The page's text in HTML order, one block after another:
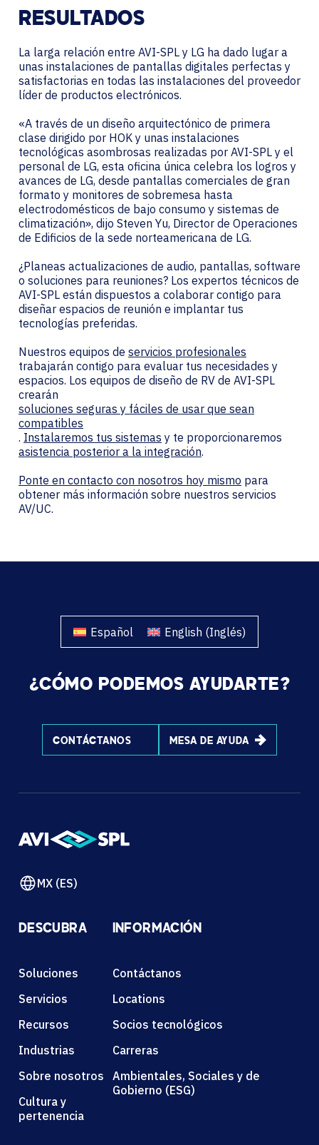
RESULTADOS
La larga relación entre AVI-SPL y LG ha dado lugar a
unas instalaciones de pantallas digitales perfectas y
satisfactorias en todas las instalaciones del proveedor
líder de productos electrónicos.
«A través de un diseño arquitectónico de primera
clase dirigido por HOK y unas instalaciones
tecnológicas asombrosas realizadas por AVI-SPL y el
personal de LG, esta oficina única celebra los logros y
avances de LG, desde pantallas comerciales de gran
formato y monitores de sobremesa hasta
electrodomésticos de bajo consumo y sistemas de
climatización», dijo Steven Yu, Director de Operaciones
de Edificios de la sede norteamericana de LG.
¿Planeas actualizaciones de audio, pantallas, software
o soluciones para reuniones? Los expertos técnicos de
AVI-SPL están dispuestos a colaborar contigo para
diseñar espacios de reunión e implantar tus
tecnologías preferidas.
Nuestros equipos de servicios profesionales
trabajarán contigo para evaluar tus necesidades y
espacios. Los equipos de diseño de RV de AVI-SPL
crearán
soluciones seguras y fáciles de usar que sean
compatibles
. Instalaremos tus sistemas y te proporcionaremos
asistencia posterior a la integración.
Ponte en contacto con nosotros hoy mismo para
obtener más información sobre nuestros servicios
AV/UC.
Español English (Inglés)
¿CÓMO PODEMOS AYUDARTE?
CONTÁCTANOS MESA DE AYUDA
MX (ES)
DESCUBRA
Soluciones
Servicios
Recursos
Industrias
Sobre nosotros
Cultura y
pertenencia
INFORMACIÓN
Contáctanos
Locations
Socios tecnológicos
Carreras
Ambientales, Sociales y de
Gobierno (ESG)